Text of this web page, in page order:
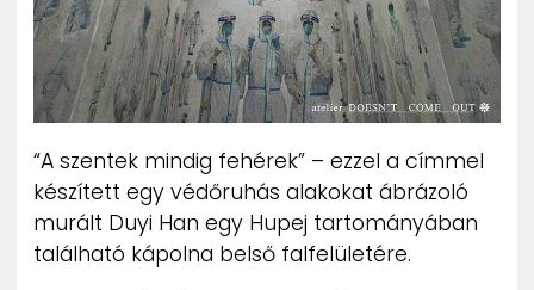
“A szentek mindig fehérek” – ezzel a címmel
készített egy védőruhás alakokat ábrázoló
murált Duyi Han egy Hupej tartományában
található kápolna belső falfelületére.